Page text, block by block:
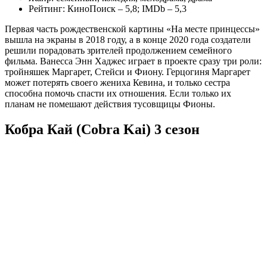
Рейтинг: КиноПоиск – 5,8; IMDb – 5,3
Первая часть рождественской картины «На месте принцессы»
вышла на экраны в 2018 году, а в конце 2020 года создатели
решили порадовать зрителей продолжением семейного
фильма. Ванесса Энн Хаджес играет в проекте сразу три роли:
тройняшек Маргарет, Стейси и Фиону. Герцогиня Маргарет
может потерять своего жениха Кевина, и только сестра
способна помочь спасти их отношения. Если только их
планам не помешают действия тусовщицы Фионы.
Кобра Кай (Cobra Kai) 3 сезон